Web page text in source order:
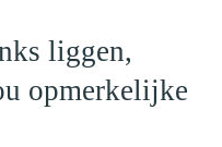
liggen,
opmerkelijke